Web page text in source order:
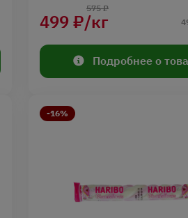
499 ₽/кг
575 ₽
Подробнее о
-16%